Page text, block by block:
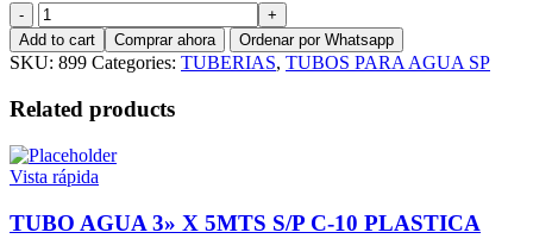
TUBO
AGUA
2"
X
5MTS
S/P
5
EUROTUBO
Add to cart Comprar ahora Ordenar por Whatsapp
SKU: 899 Categories: TUBERIAS, TUBOS PARA AGUA SP
Related products
Vista rápida
TUBO AGUA 3» X 5MTS S/P C-10 PLASTICA